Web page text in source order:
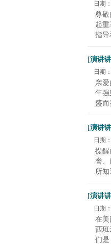
日期：
尊敬
起
指导
[演讲
日期：
亲
年强
盛而
[演讲
日期：
提醒
誉、
所
[演讲
日期：
在美
西
们是